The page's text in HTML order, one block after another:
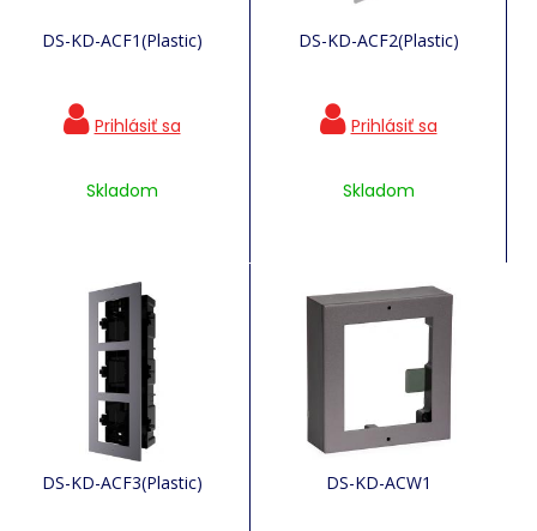
DS-KD-ACF1(Plastic)
Skladom
DS-KD-ACF2(Plastic)
Skladom
DS-KD-ACF3(Plastic) DS-KD-ACW1